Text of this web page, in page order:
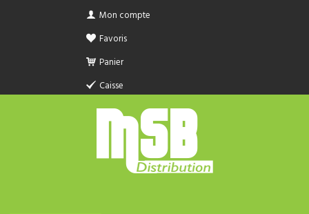
Mon compte
Favoris
Panier
Caisse